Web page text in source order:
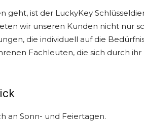
geht, ist der LuckyKey
wir unseren Kunden nicht nur
die individuell auf die
Fachleuten, die sich durch
an Sonn- und Feiertagen.